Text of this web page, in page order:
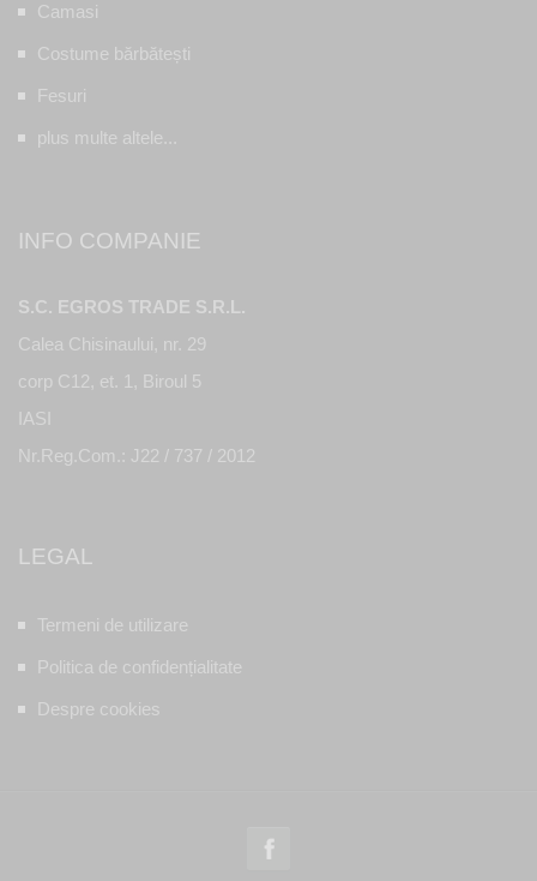
Camasi
Costume bărbătești
Fesuri
plus multe altele...
INFO COMPANIE
S.C. EGROS TRADE S.R.L.
Calea Chisinaului, nr. 29
corp C12, et. 1, Biroul 5
IASI
Nr.Reg.Com.: J22 / 737 / 2012
LEGAL
Termeni de utilizare
Politica de confidențialitate
Despre cookies